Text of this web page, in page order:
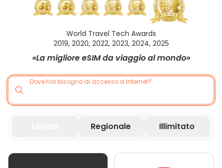
World Travel Tech Awards
2019, 2020, 2022, 2023, 2024, 2025
«La migliore eSIM da viaggio al mondo»
Dove hai bisogno di accesso a Internet?
Regionale Illimitato